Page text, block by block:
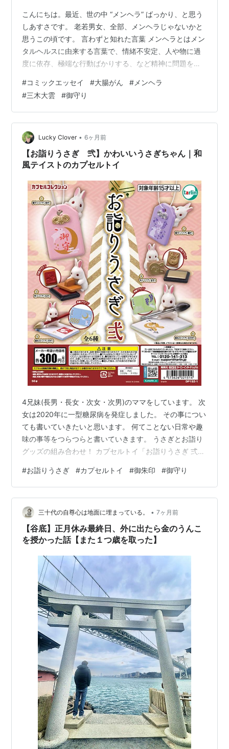
こんにちは。最近、世の中 “メンヘラ” ばっかり、と思う
しあすさです。 老若男女、全部、メンヘラじゃないかと
思うこの頃です。 言わずと知れた言葉 メンヘラとはメン
タルヘルスに由来する言葉で、情緒不安定、人や物に過
度に依存、極端な行動ばかりする、など精神に問題を抱
攻撃だ！心にこたえた～」と、自分の行動はさておい
て、自分の感情が傷ついたばかりを言う人が増えている
ような気がするのは、気のせいじゃないと思います。 メ
ンヘラって体重計に何度も乗って、「ああぁ～、100gも
減らないの？」と嘆く乙女心に通じるものがある、と思
っていましたが(少し違う？)、…
#コミックエッセイ #大腸がん # メンヘラ
#三木大雲 #御守り
Lucky Clover • 6ヶ月前
【お詣りうさぎ 弐】かわいいうさぎちゃん｜和
風テイストのカプセルトイ
4兄妹(長男・長女・次女・次男)のママをしています。 次
女は2020年に一型糖尿病を発症しました。 その事につい
ても書いていきたいと思います。 何てことない日常や趣
味の事等をつらつらと書いていきます。 うさぎとお詣り
グッズの組み合わせ！ カプセルトイ「お詣りうさぎ 弍」
～ 順次発売 価格：1回300円 ターリン・インターナショ
ナルは、カプセルトイ「お詣りうさぎ 弍」を1月9日より
順次発売する。価格は1回300円。 本商品は、うさぎとお
守りや判子、御朱印を組み合わせたカプセルトイ。それ
ぞれ2色ずつのカラーバリエーションが用意…
#お詣りうさぎ #カプセルトイ #御朱印 #御守り
三十代の自尊心は地面に埋まっている。 • 7ヶ月前
【谷底】正月休み最終日、外に出たら金のうんこ
を授かった話【また１つ歳を取った】